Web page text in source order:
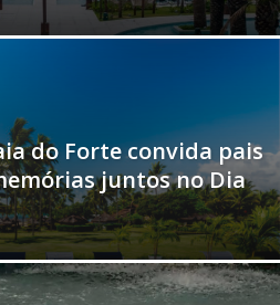
do Forte convida pais
juntos no Dia